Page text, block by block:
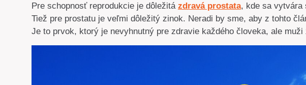
Pre schopnosť reprodukcie je dôležitá zdravá prostata, kde sa vytvára
Tiež pre prostatu je veľmi dôležitý zinok. Neradi by sme, aby z tohto
Je to prvok, ktorý je nevyhnutný pre zdravie každého človeka, ale